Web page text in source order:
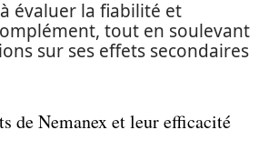
évaluer la fiabilité et
tout en soulevant
sur ses effets secondaires
de Nemanex et leur efficacité